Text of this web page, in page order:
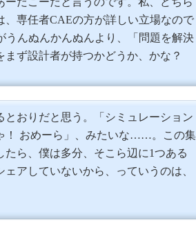
、専任者CAEの方が詳しい立場なので
んぬんかんぬんより、「問題を解決
まず設計者が持つかどうか、かな？
とおりだと思う。「シミュレーション
！ おめーら」、みたいな……。この集
たら、僕は多分、そこら辺に1つある
アしていないから、っていうのは、